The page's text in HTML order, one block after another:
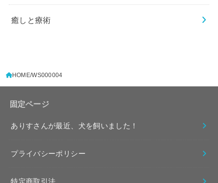
癒しと療術
HOME WS000004
固定ページ
ありすさんが最近、犬を飼いました！
プライバシーポリシー